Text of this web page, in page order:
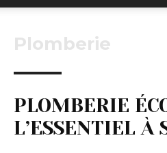
Plomberie
PLOMBERIE
L’ESSENTIEL À